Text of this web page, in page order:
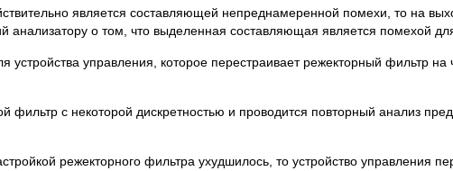
является составляющей непреднамеренной помехи, то на
о том, что выделенная составляющая является помехой
управления, которое перестраивает режекторный фильтр на
фильтр с некоторой дискретностью и проводится повторный анализ
режекторного фильтра ухудшилось, то устройство управления